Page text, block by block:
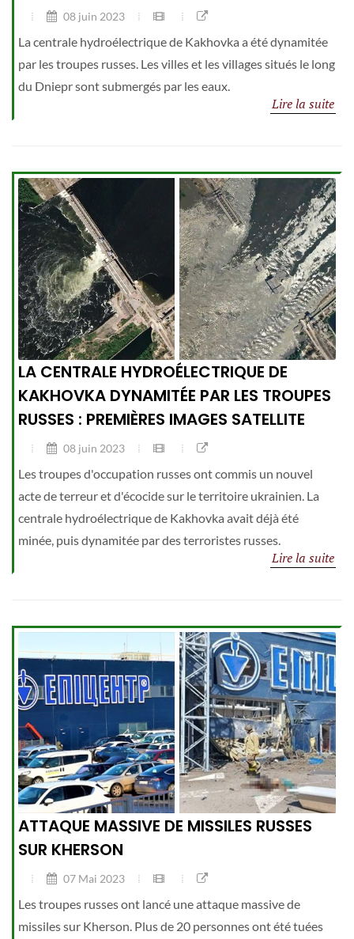
08 juin 2023
La centrale hydroélectrique de Kakhovka a été dynamitée
par les troupes russes. Les villes et les villages situés le long
du Dniepr sont submergés par les eaux.
Lire la suite
LA CENTRALE HYDROÉLECTRIQUE DE
KAKHOVKA DYNAMITÉE PAR LES TROUPES
RUSSES : PREMIÈRES IMAGES SATELLITE
08 juin 2023
Les troupes d'occupation russes ont commis un nouvel
acte de terreur et d'écocide sur le territoire ukrainien. La
centrale hydroélectrique de Kakhovka avait déjà été
minée, puis dynamitée par des terroristes russes.
Lire la suite
ATTAQUE MASSIVE DE MISSILES RUSSES
SUR KHERSON
07 Mai 2023
Les troupes russes ont lancé une attaque massive de
missiles sur Kherson. Plus de 20 personnes ont été tuées